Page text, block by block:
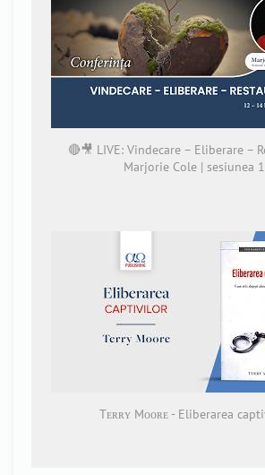
🔴🎥 LIVE: Vindecare – Eliberare –
Marjorie Cole | sesiunea 1
Tᴇʀʀʏ Mᴏᴏʀᴇ - Eliberarea